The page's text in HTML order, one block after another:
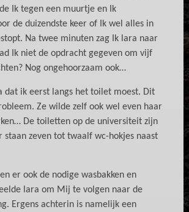
Ik tegen een muurtje en Ik
de duizendste keer of Ik wel alles in
Na twee minuten zag Ik lara naar
Ik niet de opdracht gegeven om vijf
Nog ongehoorzaam ook…
dat ik eerst langs het toilet moest. Dit
Ze wilde zelf ook wel even haar
De toiletten op de universiteit zijn
staan zeven tot twaalf wc-hokjes naast
er ook de nodige wasbakken en
lara om Mij te volgen naar de
Ergens achterin is namelijk een